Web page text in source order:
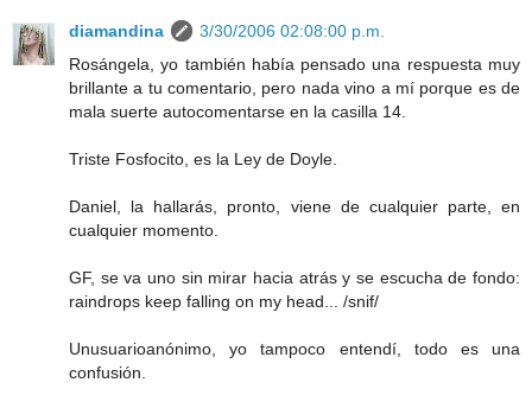
diamandina
3/30/2006 02:08:00 p.m.
Rosángela, yo también había pensado una respuesta muy
brillante a tu comentario, pero nada vino a mí porque es de
mala suerte autocomentarse en la casilla 14.
Triste Fosfocito, es la Ley de Doyle.
Daniel, la hallarás, pronto, viene de cualquier parte, en
cualquier momento.
GF, se va uno sin mirar hacia atrás y se escucha de fondo:
raindrops keep falling on my head... /snif/
Unusuarioanónimo, yo tampoco entendí, todo es una
confusión.